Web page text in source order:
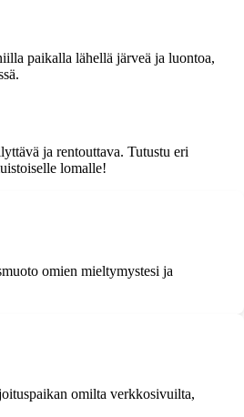
paikalla lähellä järveä ja luontoa,
ja rentouttava. Tutustu eri
lomalle!
omien mieltymystesi ja
omilta verkkosivuilta,